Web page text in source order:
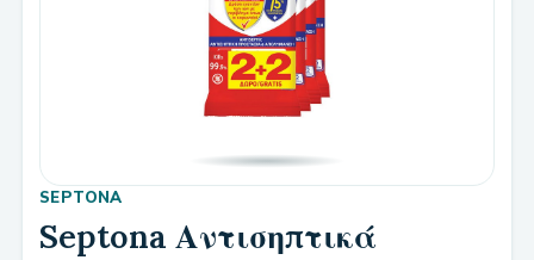
SEPTONA
Septona Αντισηπτικά